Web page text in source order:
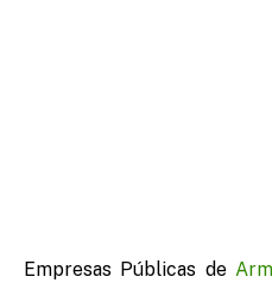
Empresas Públicas de